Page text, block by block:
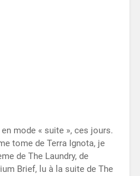
mode « suite », ces jours.
tome de Terra Ignota, je
de The Laundry, de
Brief, lu à la suite de The